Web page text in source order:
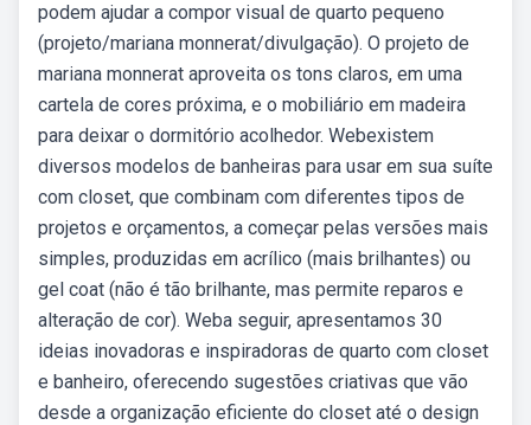
podem ajudar a compor visual de quarto pequeno
(projeto/mariana monnerat/divulgação). O projeto de
mariana monnerat aproveita os tons claros, em uma
cartela de cores próxima, e o mobiliário em madeira
para deixar o dormitório acolhedor. Webexistem
diversos modelos de banheiras para usar em sua suíte
com closet, que combinam com diferentes tipos de
projetos e orçamentos, a começar pelas versões mais
simples, produzidas em acrílico (mais brilhantes) ou
gel coat (não é tão brilhante, mas permite reparos e
alteração de cor). Weba seguir, apresentamos 30
ideias inovadoras e inspiradoras de quarto com closet
e banheiro, oferecendo sugestões criativas que vão
desde a organização eficiente do closet até o design